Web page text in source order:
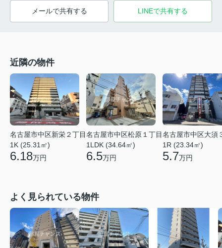
メールで共有する LINEで共有する
近隣の物件
名古屋市中区新栄２丁目
1K (25.31㎡)
6.18万円
名古屋市中区松原１丁目
1LDK (34.64㎡)
6.5万円
名古屋市中区大須
1R (23.34㎡)
5.7万円
よく見られている物件